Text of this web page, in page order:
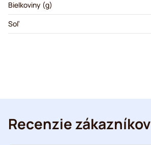
Bielkoviny (g)
Soľ
Recenzie zákazníkov